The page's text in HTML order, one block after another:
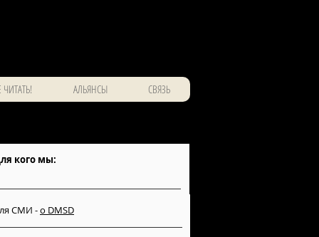
АЛЬЯНСЫ СВЯЗЬ
кого мы:
СМИ -о DMSD